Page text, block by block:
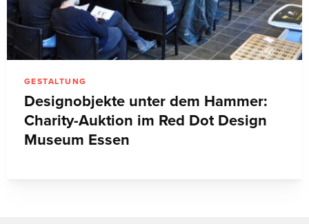
GESTALTUNG
Designobjekte unter dem Hammer:
Charity-Auktion im Red Dot Design
Museum Essen